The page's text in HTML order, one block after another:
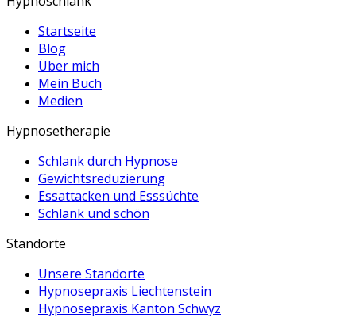
Startseite
Blog
Über mich
Mein Buch
Medien
Hypnosetherapie
Schlank durch Hypnose
Gewichtsreduzierung
Essattacken und Esssüchte
Schlank und schön
Standorte
Unsere Standorte
Hypnosepraxis Liechtenstein
Hypnosepraxis Kanton Schwyz